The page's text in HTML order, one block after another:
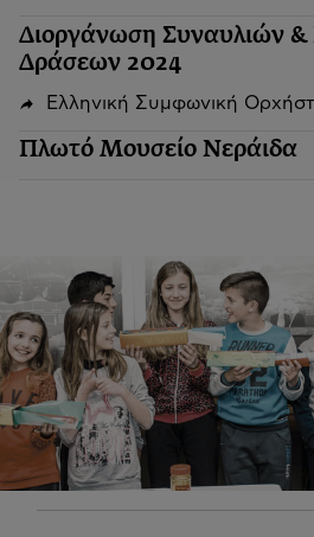
Διοργάνωση Συναυλιών &
Δράσεων 2024
Ελληνική Συμφωνική
Πλωτό Μουσείο Νεράιδα